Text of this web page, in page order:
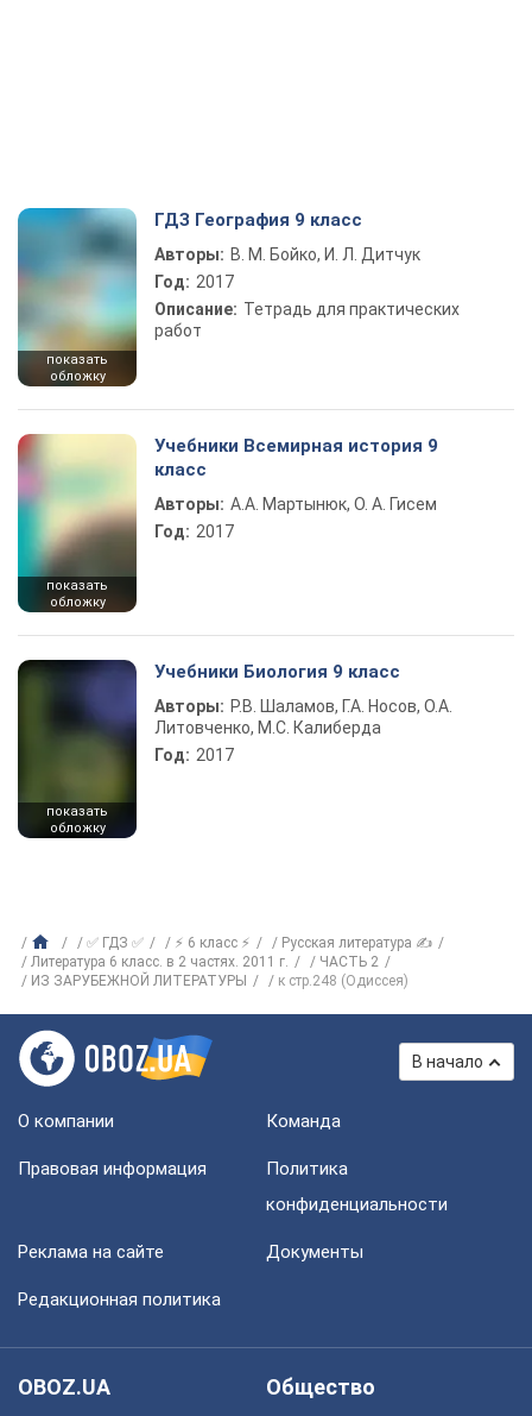
показать
обложку
ГДЗ География 9 класс
Авторы: В. М. Бойко, И. Л. Дитчук
Год: 2017
Описание: Тетрадь для практических
работ
показать
обложку
Учебники Всемирная история 9
класс
Авторы: А.А. Мартынюк, О. А. Гисем
Год: 2017
показать
обложку
Учебники Биология 9 класс
Авторы: Р.В. Шаламов, Г.А. Носов, О.А.
Литовченко, М.С. Калиберда
Год: 2017
✅ ГДЗ ✅ ⚡ 6 класс ⚡
Русская литература ✍
Литература 6 класс. в 2 частях. 2011 г.
ЧАСТЬ 2
ИЗ ЗАРУБЕЖНОЙ ЛИТЕРАТУРЫ
к стр.248 (Одиссея)
В начало
О компании Команда
Правовая информация
Политика
конфиденциальности
Реклама на сайте Документы
Редакционная политика
OBOZ.UA
Общество